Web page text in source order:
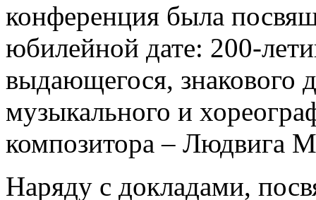
конференция была
юбилейной дате: 200-
выдающегося, знакового
музыкального и
композитора – Людвига
Наряду с докладами,